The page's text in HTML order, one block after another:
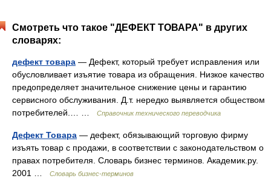
Смотреть что такое "ДЕФЕКТ ТОВАРА" в других
словарях:
дефект товара — Дефект, который требует исправления или
обусловливает изъятие товара из обращения. Низкое качество
предопределяет значительное снижение цены и гарантию
сервисного обслуживания. Д.т. нередко выявляется обществом
потребителей.… …
Справочник технического переводчика
Дефект Товара — дефект, обязывающий торговую фирму
изъять товар с продажи, в соответствии с законодательством о
правах потребителя. Словарь бизнес терминов. Академик.ру.
2001 …
Словарь бизнес-терминов